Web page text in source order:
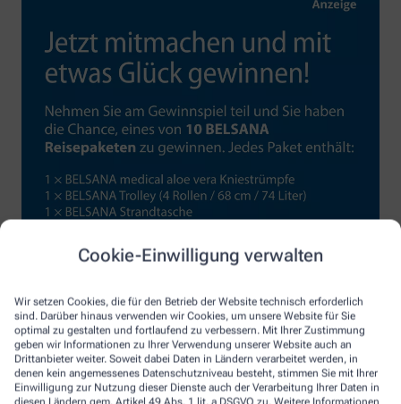
Cookie-Einwilligung verwalten
Wir setzen Cookies, die für den Betrieb der Website technisch erforderlich
sind. Darüber hinaus verwenden wir Cookies, um unsere Website für Sie
optimal zu gestalten und fortlaufend zu verbessern. Mit Ihrer Zustimmung
geben wir Informationen zu Ihrer Verwendung unserer Website auch an
Drittanbieter weiter. Soweit dabei Daten in Ländern verarbeitet werden, in
denen kein angemessenes Datenschutzniveau besteht, stimmen Sie mit Ihrer
Einwilligung zur Nutzung dieser Dienste auch der Verarbeitung Ihrer Daten in